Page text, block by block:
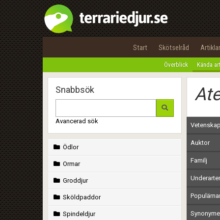
Start Skötselråd Artiklar
Överblick Kända
Snabbsök
Avancerad sök
Ödlor
Ormar
Groddjur
Sköldpaddor
Spindeldjur
Auktor
Familj
Underarter